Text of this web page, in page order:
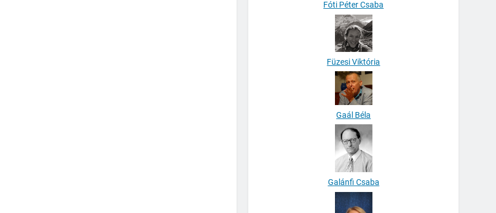
Fóti Péter Csaba
Füzesi Viktória
Gaál Béla
Galánfi Csaba